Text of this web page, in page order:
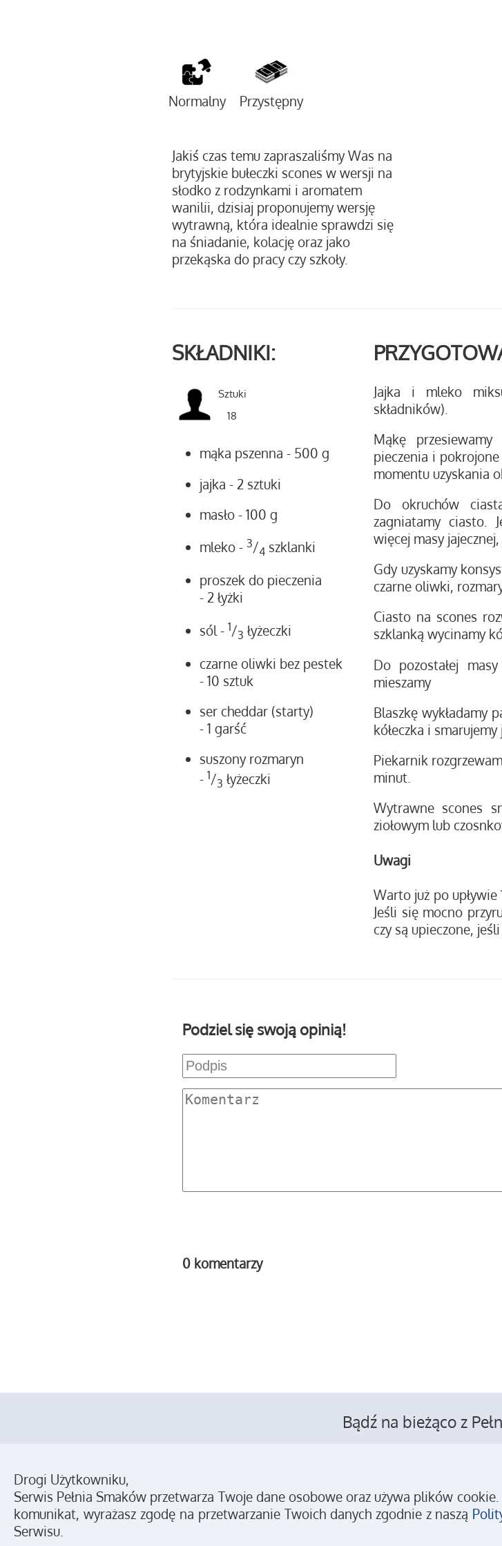
Normalny Przystępny
Jakiś czas temu zapraszaliśmy Was na
brytyjskie bułeczki scones w wersji na
słodko z rodzynkami i aromatem
wanilii, dzisiaj proponujemy wersję
wytrawną, która idealnie sprawdzi się
na śniadanie, kolację oraz jako
przekąska do pracy czy szkoły.
SKŁADNIKI:
Sztuki
18
mąka pszenna - 500 g
jajka - 2 sztuki
masło - 100 g
mleko - 3/4 szklanki
proszek do pieczenia
- 2 łyżki
sól- 1/3 łyżeczki
czarne oliwki bez pestek
- 10 sztuk
ser cheddar (starty)
- 1 garść
suszony rozmaryn
- 1/3 łyżeczki
Jajka i mleko
składników).
Mąkę
pieczenia i
momentu uzyskania
Do okruchów
zagniatamy ciasto.
więcej masy
Gdy uzyskamy
czarne oliwki,
Ciasto na scones
szklanką wycinamy
Do pozostałej
mieszamy
Blaszkę wykładamy
kółeczka i
Piekarnik
minut.
Wytrawne scones
ziołowym lub
Uwagi
Warto już po
Jeśli się mocno
czy są upieczone,
Podziel się swoją opinią!
0 komentarzy
Bądź na bieżąco z
Kontakt Reklama Polityka
Drogi Użytkowniku,
Serwis Pełnia Smaków przetwarza Twoje dane osobowe oraz używa plików
komunikat, wyrażasz zgodę na przetwarzanie Twoich danych zgodnie z naszą
Serwisu.